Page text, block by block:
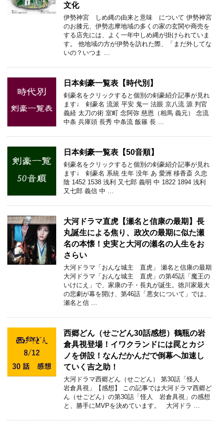
文化
伊勢神宮 しめ縄の由来と意味 について 伊勢神宮
のお膝元、伊勢志摩地域の多くの家の玄関や商売を
する店先には、よく一年中しめ縄が掛けられていま
す。 他地域の方が伊勢を訪れた際、「まだ外してな
いの？いつま …
日本剣豪一覧表【時代別】
剣豪名をクリックすると個別の剣豪紹介記事が見れ
ます↓ 剣豪名 流派 平安 鬼一 法眼 京八流 源 判官
義経 太刀の術 室町 念阿弥 慈恩（相馬 義元） 念流
中条 兵庫頭 長秀 中条流 飯篠 長 …
日本剣豪一覧表【50音順】
剣豪名をクリックすると個別の剣豪紹介記事が見れ
ます↓ 剣豪名 系統 生年 没年 あ 愛洲 移香斎 久忠
陰 1452 1538 浅利 又七郎 義明 中 1822 1894 浅利
又七郎 義信 中 …
大河ドラマ直虎【瀬名と信康の最期】長
丸誕生による焦り、政次の最期に似た瀬
名の本懐！史実と大河の瀬名の人生をお
さらい
大河ドラマ「おんな城主 直虎」 瀬名と信康の最期
大河ドラマ「おんな城主 直虎」の第45話「魔王の
いけにえ」で、家康の子・長丸が誕生。徳川家最大
の悲劇が幕を開け、第46話「悪女について」では、
瀬名と信 …
西郷どん（せごどん30話感想）鶴瓶の岩
倉具視登場！イワクランドには罠とカジ
ノを併設！なんだかんだで倒幕へ加速し
ていく吉之助！
大河ドラマ西郷どん（せごどん） 第30話「怪人
岩倉具視」【感想】 この記事では大河ドラマ西郷ど
ん（せごどん）の第30話「怪人 岩倉具視」の感想
と、勝手にMVPを決めています。 大河ドラ …